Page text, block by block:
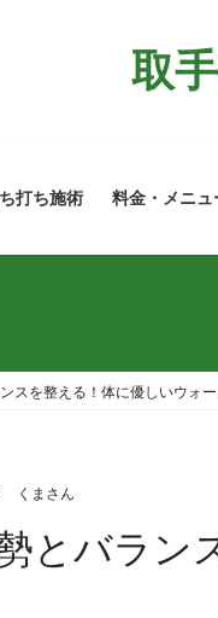
取
打ち施術 料金・メニュ
スを整える！体に優しいウォ
くまさん
とバラン